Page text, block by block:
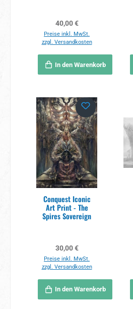
Regulärer Preis:
40,00 €
Preise inkl. MwSt.
zzgl. Versandkosten
In den Warenkorb
Conquest Iconic
Art Print - The
Spires Sovereign
Regulärer Preis:
30,00 €
Preise inkl. MwSt.
zzgl. Versandkosten
In den Warenkorb